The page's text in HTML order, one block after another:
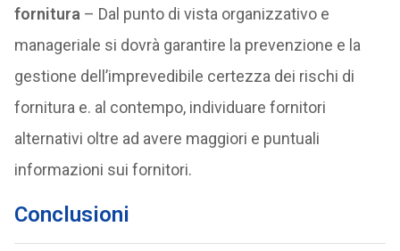
fornitura – Dal punto di vista organizzativo e
manageriale si dovrà garantire la prevenzione e la
gestione dell’imprevedibile certezza dei rischi di
fornitura e. al contempo, individuare fornitori
alternativi oltre ad avere maggiori e puntuali
informazioni sui fornitori.
Conclusioni